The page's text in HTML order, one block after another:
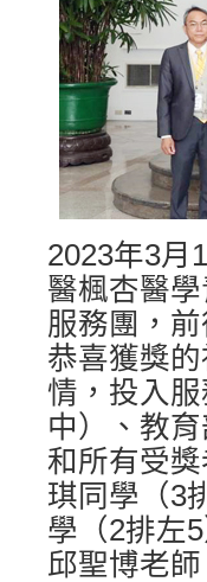
2023年3月
醫楓杏醫
服務團，
恭喜獲獎
情，投入
中）、教
和所有受
琪同學（3
學（2排左
邱聖博老師